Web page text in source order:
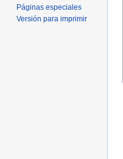
Páginas especiales
Versión para imprimir